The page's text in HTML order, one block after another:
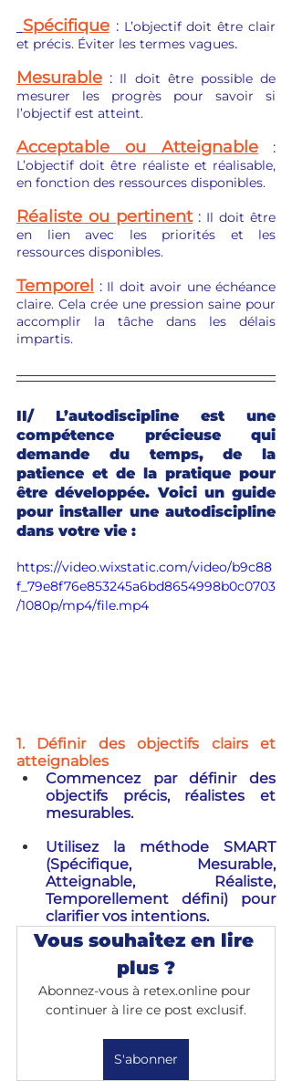
Spécifique : L’objectif doit être clair
et précis. Éviter les termes vagues.
Mesurable : Il doit être possible de
mesurer les progrès pour savoir si
l’objectif est atteint.
Acceptable ou Atteignable
L’objectif doit être réaliste et réalisable,
en fonction des ressources disponibles.
Réaliste ou pertinent : Il doit être
en lien avec les priorités et les
ressources disponibles.
Temporel : Il doit avoir une échéance
claire. Cela crée une pression saine pour
accomplir la tâche dans les délais
impartis.
II/ L’autodiscipline est une
compétence précieuse qui
demande du temps, de la
patience et de la pratique pour
être développée. Voici un guide
pour installer une autodiscipline
dans votre vie :
https://video.wixstatic.com/video/b9c88
f_79e8f76e853245a6bd8654998b0c0703
/1080p/mp4/file.mp4
1. Définir des objectifs clairs et
atteignables
Commencez par définir des
objectifs précis, réalistes et
mesurables.
Utilisez la méthode SMART
(Spécifique, Mesurable,
Atteignable, Réaliste,
Temporellement défini) pour
clarifier vos intentions.
Vous souhaitez en lire
plus ?
Abonnez-vous à retex.online pour
continuer à lire ce post exclusif.
S'abonner